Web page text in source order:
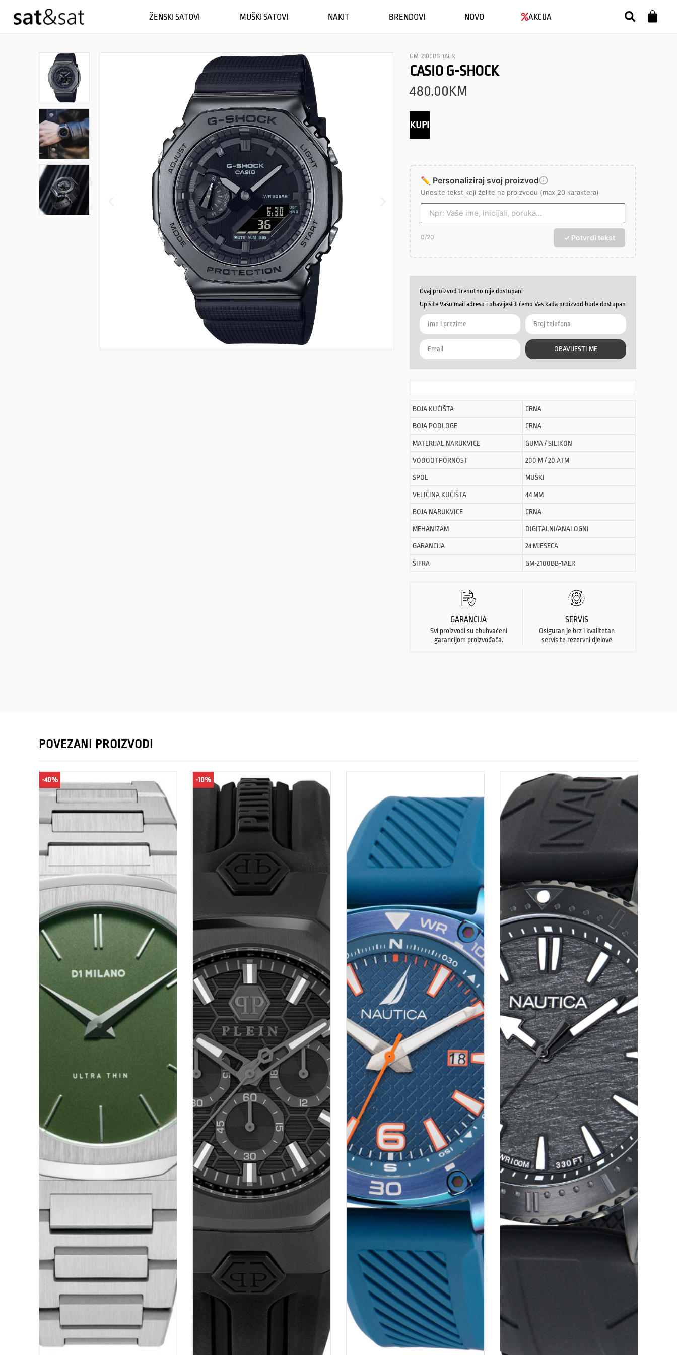
ŽENSKI SATOVI MUŠKI SATOVI NAKIT BRENDOVI NOVO AKCIJA
GM-2100BB-1AER
CASIO G-SHOCK
480.00 KM
KUPI
✏️ Personaliziraj svoj proizvod
Unesite tekst koji želite na proizvodu (max 20 karaktera)
0/20 ✓ Potvrdi tekst
Ovaj proizvod trenutno nije dostupan!
Upišite Vašu mail adresu i obavijestit ćemo Vas kada proizvod bude dostupan
OBAVIJESTI ME
BOJA KUĆIŠTA CRNA
BOJA PODLOGE CRNA
MATERIJAL NARUKVICE GUMA / SILIKON
VODOOTPORNOST 200 M / 20 ATM
SPOL MUŠKI
VELIČINA KUĆIŠTA 44 MM
BOJA NARUKVICE CRNA
MEHANIZAM DIGITALNI/ANALOGNI
GARANCIJA 24 MJESECA
ŠIFRA GM-2100BB-1AER
GARANCIJA
Svi proizvodi su obuhvaćeni
garancijom proizvođača.
SERVIS
Osiguran je brz i kvalitetan
servis te rezervni djelove
POVEZANI PROIZVODI
-40% -10%